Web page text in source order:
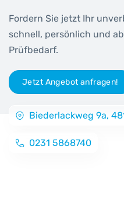
Fordern Sie jetzt Ihr
schnell, persönlich und
Prüfbedarf.
Jetzt Angebot anfragen!
Biederlackweg 9a,
0231 5868740